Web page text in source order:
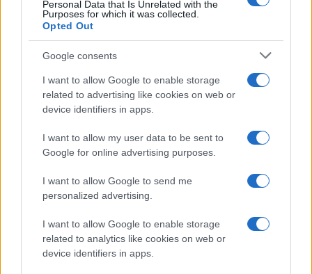
Personal Data that Is Unrelated with the
Purposes for which it was collected.
Opted Out
Google consents
I want to allow Google to enable storage
related to advertising like cookies on web or
device identifiers in apps.
I want to allow my user data to be sent to
Google for online advertising purposes.
I want to allow Google to send me
personalized advertising.
I want to allow Google to enable storage
related to analytics like cookies on web or
device identifiers in apps.
Controlli interforze a Brescia: espulsioni, sequestri e
PIÙ LETTI
completa per un arrivo sereno
Strategie per affrontare la maturità 2026 senza stress